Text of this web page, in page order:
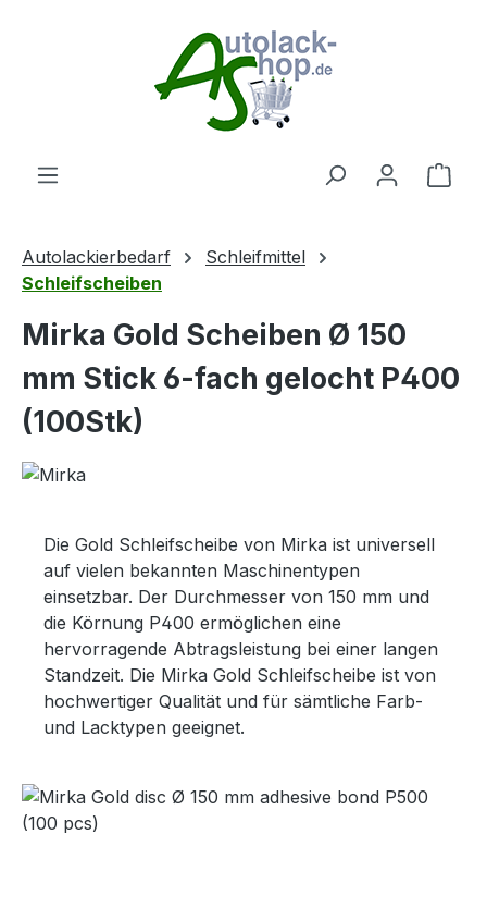
Autolackierbedarf
Schleifmittel
Schleifscheiben
Mirka Gold Scheiben Ø 150
mm Stick 6-fach gelocht P400
(100Stk)
Die Gold Schleifscheibe von Mirka ist universell
auf vielen bekannten Maschinentypen
einsetzbar. Der Durchmesser von 150 mm und
die Körnung P400 ermöglichen eine
hervorragende Abtragsleistung bei einer langen
Standzeit. Die Mirka Gold Schleifscheibe ist von
hochwertiger Qualität und für sämtliche Farb-
und Lacktypen geeignet.
Bildergalerie überspringen